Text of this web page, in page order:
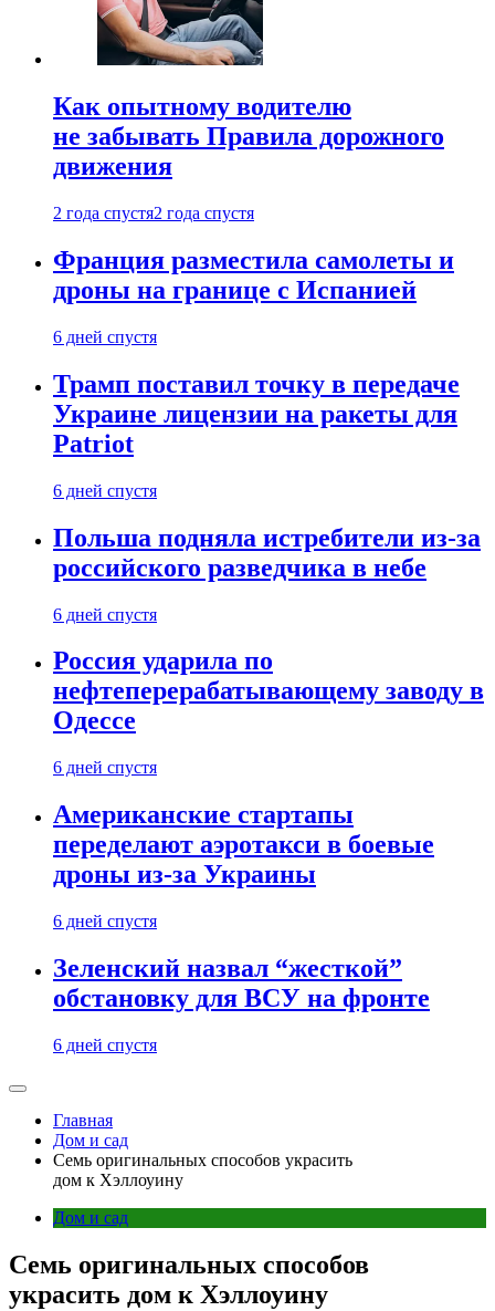
Как опытному водителю
не забывать Правила дорожного
движения
2 года спустя2 года спустя
Франция разместила самолеты и
дроны на границе с Испанией
6 дней спустя
Трамп поставил точку в передаче
Украине лицензии на ракеты для
Patriot
6 дней спустя
Польша подняла истребители из-за
российского разведчика в небе
6 дней спустя
Россия ударила по
нефтеперерабатывающему заводу в
Одессе
6 дней спустя
Американские стартапы
переделают аэротакси в боевые
дроны из-за Украины
6 дней спустя
Зеленский назвал “жесткой”
обстановку для ВСУ на фронте
6 дней спустя
Главная
Дом и сад
Семь оригинальных способов украсить
дом к Хэллоуину
Дом и сад
Семь оригинальных способов
украсить дом к Хэллоуину